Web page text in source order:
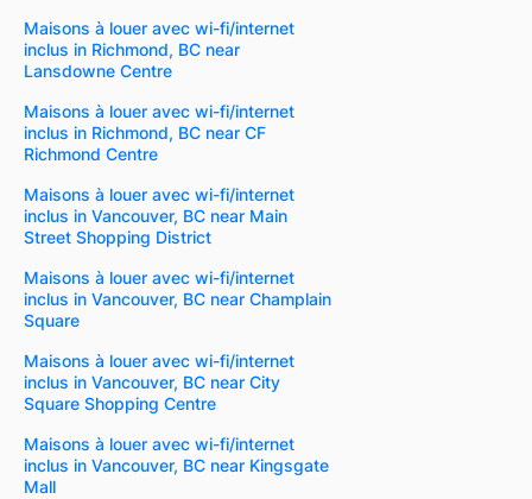
Maisons à louer avec wi-fi/internet
inclus in Richmond, BC near
Lansdowne Centre
Maisons à louer avec wi-fi/internet
inclus in Richmond, BC near CF
Richmond Centre
Maisons à louer avec wi-fi/internet
inclus in Vancouver, BC near Main
Street Shopping District
Maisons à louer avec wi-fi/internet
inclus in Vancouver, BC near Champlain
Square
Maisons à louer avec wi-fi/internet
inclus in Vancouver, BC near City
Square Shopping Centre
Maisons à louer avec wi-fi/internet
inclus in Vancouver, BC near Kingsgate
Mall